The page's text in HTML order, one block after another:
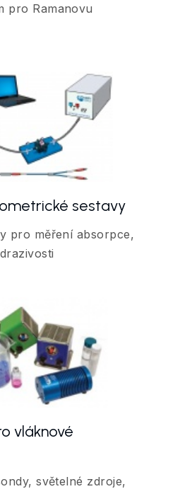
pro Ramanovu
sestavy
pro měření absorpce,
vláknové
světelné zdroje,